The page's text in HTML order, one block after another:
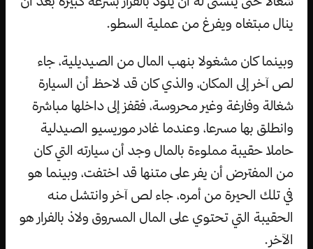
ينال مبتغاه ويفرغ من عملية السطو.
وبينما كان مشغولا بنهب المال من الصيديلية، جاء
لص آخر إلى المكان، والذي كان قد لاحظ أن السيارة
شغالة وفارغة وغير محروسة، فقفز إلى داخلها مباشرة
وانطلق بها مسرعا، وعندما غادر موريسيو الصيدلية
حاملا حقيبة مملوءة بالمال وجد أن سيارته التي كان
من المفترض أن يفر على متنها قد اختفت، وبينما هو
في تلك الحيرة من أمره، جاء لص آخر وانتشل منه
الحقيبة التي تحتوي على المال المسروق ولاذ بالفرار هو
الآخر.